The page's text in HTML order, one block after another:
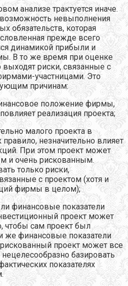
анализе трактуется иначе.
невыполнения
обязательств, которая
прежде всего
динамикой прибыли и
В то же время при оценке
выходят риски, связанные с
участницами. Это
причинам:
положение фирмы,
реализация проекта;
малого проекта в
незначительно влияет
При этом проект может
и очень рискованным.
только риски,
с проектом (хотя и
фирмы в целом);
финансовые показатели
проект может
чтобы сам проект был
же финансовые показатели
проект может все
базировать
показателях